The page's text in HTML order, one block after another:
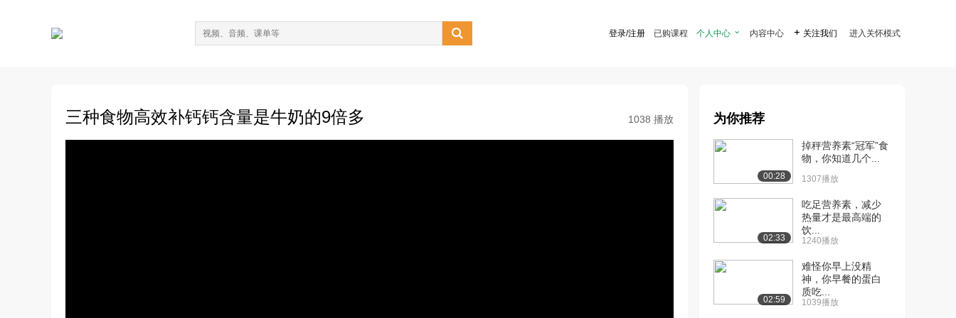
 登录/注册 已购课程 个人中心  内容中心  关注我们 进入关怀模式
三种食物高效补钙钙含量是牛奶的9倍多 1038 播放 为你推荐
00:28
掉秤营养素“冠军”食
物，你知道几个...
1307播放
02:33
吃足营养素，减少
热量才是最高端的
饮...
1240播放
02:59
难怪你早上没精
神，你早餐的蛋白
质吃...
1039播放